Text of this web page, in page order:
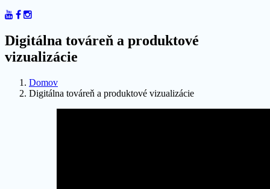
Digitálna továreň a produktové
vizualizácie
Domov
Digitálna továreň a produktové vizualizácie